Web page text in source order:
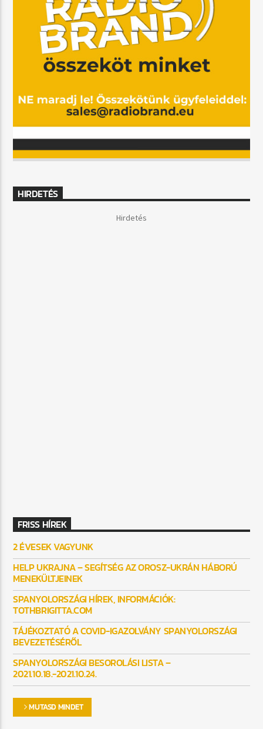
HIRDETÉS
Hirdetés
FRISS HÍREK
2 ÉVESEK VAGYUNK
HELP UKRAJNA – SEGÍTSÉG AZ OROSZ-UKRÁN HÁBORÚ
MENEKÜLTJEINEK
SPANYOLORSZÁGI HÍREK, INFORMÁCIÓK:
TOTHBRIGITTA.COM
TÁJÉKOZTATÓ A COVID-IGAZOLVÁNY SPANYOLORSZÁGI
BEVEZETÉSÉRŐL
SPANYOLORSZÁGI BESOROLÁSI LISTA –
2021.10.18.-2021.10.24.
MUTASD MINDET